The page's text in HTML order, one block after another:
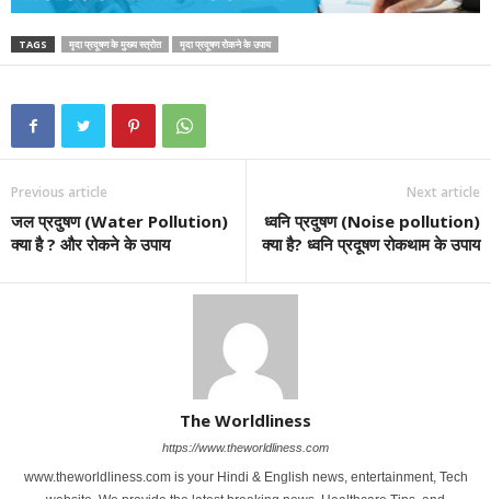
TAGS मृदा प्रदूषण के मुख्य स्त्रोत मृदा प्रदूषण रोकने के उपाय
Previous article
जल प्रदुषण (Water Pollution)
क्या है ? और रोकने के उपाय
Next article
ध्वनि प्रदुषण (Noise pollution)
क्या है? ध्वनि प्रदूषण रोकथाम के उपाय
The Worldliness
https://www.theworldliness.com
www.theworldliness.com is your Hindi & English news, entertainment, Tech